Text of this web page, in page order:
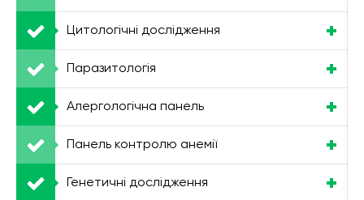
Цитологічні дослідження
Паразитологія
Алергологічна панель
Панель контролю анемії
Генетичні дослідження